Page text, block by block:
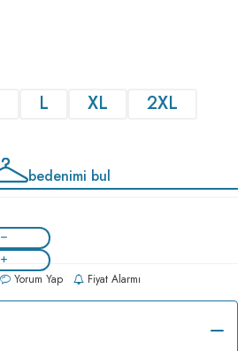
L XL
2XL
bedenimi bul
Yorum Yap Fiyat Alarmı